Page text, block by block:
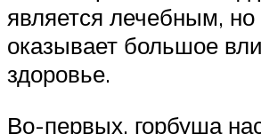
является лечебным, но
оказывает большое
здоровье.
Во-первых, горбуша